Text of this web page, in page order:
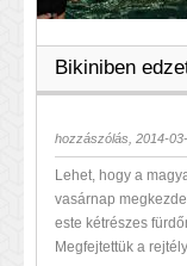
Bikiniben
hozzászólás, 2014-
Lehet, hogy a
vasárnap
este kétrészes
Megfejtettük a